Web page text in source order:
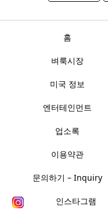
홈
벼룩시장
미국 정보
엔터테인먼트
업소록
이용약관
문의하기 – Inquiry
인스타그램